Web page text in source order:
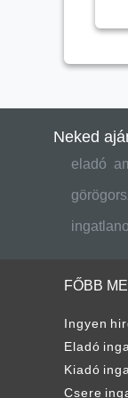
Neked
eladó
FŐBB
Ingyen
Eladó
Kiadó
Csere